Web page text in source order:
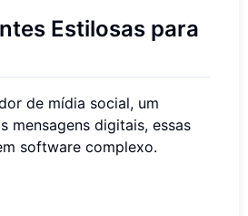
Estilosas para
de mídia social, um
mensagens digitais, essas
software complexo.